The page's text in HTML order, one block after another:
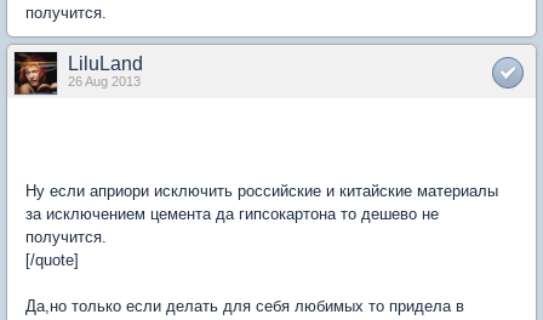
получится.
LiluLand
26 Aug 2013
Ну если априори исключить российские и китайские материалы
за исключением цемента да гипсокартона то дешево не
получится.
[/quote]
Да,но только если делать для себя любимых то придела в